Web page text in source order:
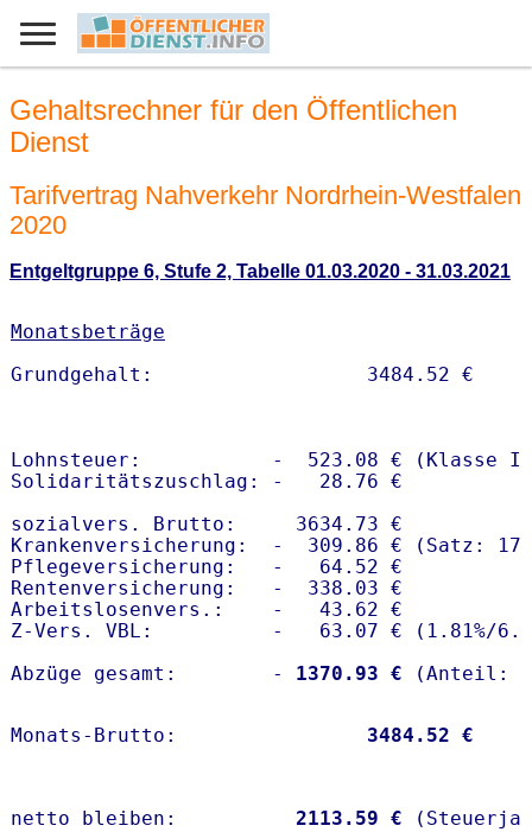
Gehaltsrechner für den Öffentlichen
Dienst
Tarifvertrag Nahverkehr Nordrhein-Westfalen
2020
Entgeltgruppe 6, Stufe 2, Tabelle 01.03.2020 - 31.03.2021
Monatsbeträge
Lohnsteuer:           -  523.08 € (Klasse I)
Solidaritätszuschlag: -   28.76 €
sozialvers. Brutto:     3634.73 €
Krankenversicherung:  -  309.86 € (Satz:
Pflegeversicherung:   -   64.52 €
Rentenversicherung:   -  338.03 €
Arbeitslosenvers.:    -   43.62 €
Z-Vers. VBL:          -   63.07 € ( 1.81%/
Abzüge gesamt:        -
1370.93 €
Monats-Brutto: 3484.52 €
netto bleiben: 2113.59 €